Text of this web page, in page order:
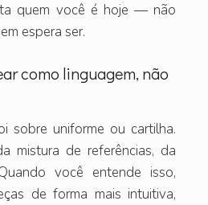
quem você é hoje — não
espera ser.
como linguagem, não
sobre uniforme ou cartilha.
mistura de referências, da
você entende isso,
de forma mais intuitiva,